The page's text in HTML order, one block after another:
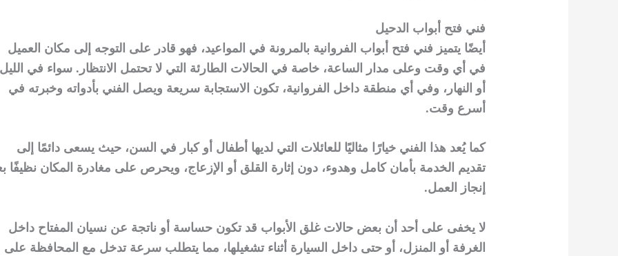
فني فتح أبواب الدحيل
أيضًا يتميز فني فتح أبواب الفروانية بالمرونة في المواعيد، فهو قادر على التوجه إلى مكان العميل
في أي وقت وعلى مدار الساعة، خاصة في الحالات الطارئة التي لا تحتمل الانتظار. سواء في
أو النهار، وفي أي منطقة داخل الفروانية، تكون الاستجابة سريعة ويصل الفني بأدواته وخبرته في
أسرع وقت.
كما يُعد هذا الفني خيارًا مثاليًا للعائلات التي لديها أطفال أو كبار في السن، حيث يسعى دائمًا إلى
تقديم الخدمة بأمان كامل وهدوء، دون إثارة القلق أو الإزعاج، ويحرص على مغادرة المكان نظيفًا
إنجاز العمل.
لا يخفى على أحد أن بعض حالات غلق الأبواب قد تكون حساسة أو ناتجة عن نسيان المفتاح داخل
الغرفة أو المنزل، أو حتى داخل السيارة أثناء تشغيلها، مما يتطلب سرعة تدخل مع المحافظة على